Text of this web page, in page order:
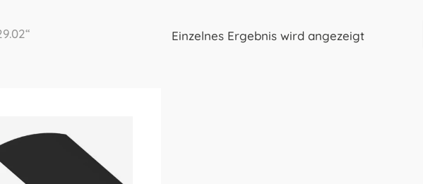
Einzelnes Ergebnis wird angezeigt